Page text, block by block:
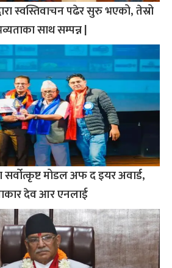
स्वस्तिवाचन पढेर सुरु भएको, तेस्रो
साथ सम्पन्न |
मोडल अफ द इयर अवार्ड,
देव आर एनलाई